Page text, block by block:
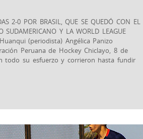
2-0 POR BRASIL, QUE SE QUEDÓ CON EL
SUDAMERICANO Y LA WORLD LEAGUE
(periodista) Angélica Panizo
Peruana de Hockey Chiclayo, 8 de
todo su esfuerzo y corrieron hasta fundir